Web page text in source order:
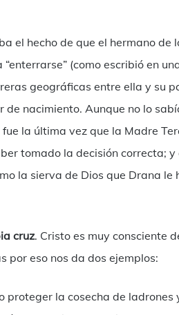
el hecho de que el hermano de
(como escribió en
geográficas entre ella y su
nacimiento. Aunque no lo
la última vez que la Madre
tomado la decisión correcta;
la sierva de Dios que Drana le
cruz. Cristo es muy consciente
por eso nos da dos ejemplos:
proteger la cosecha de ladrones